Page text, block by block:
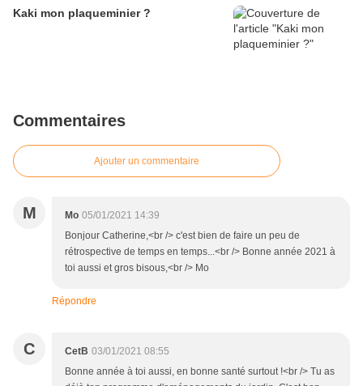
Kaki mon plaqueminier ?
Commentaires
Ajouter un commentaire
M Mo 05/01/2021 14:39
Bonjour Catherine,<br /> c'est bien de faire un peu de
rétrospective de temps en temps...<br /> Bonne année 2021 à
toi aussi et gros bisous,<br /> Mo
Répondre
C CetB 03/01/2021 08:55
Bonne année à toi aussi, en bonne santé surtout !<br /> Tu as